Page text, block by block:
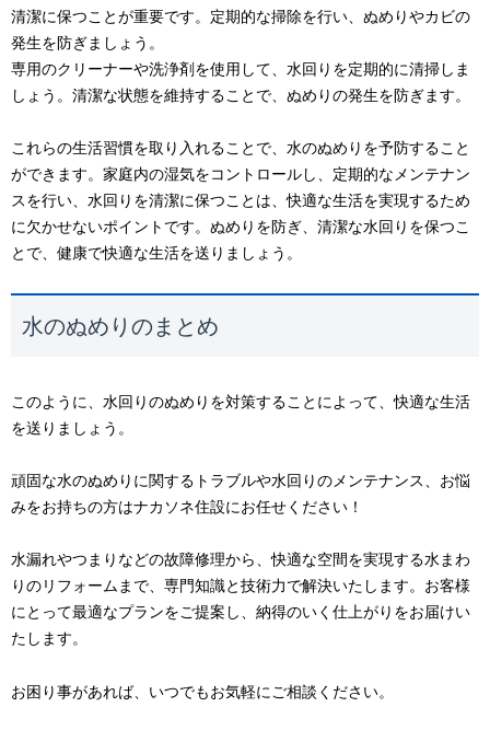
清潔に保つことが重要です。定期的な掃除を行い、ぬめりやカビの
発生を防ぎましょう。
専用のクリーナーや洗浄剤を使用して、水回りを定期的に清掃しま
しょう。清潔な状態を維持することで、ぬめりの発生を防ぎます。
これらの生活習慣を取り入れることで、水のぬめりを予防すること
ができます。家庭内の湿気をコントロールし、定期的なメンテナン
スを行い、水回りを清潔に保つことは、快適な生活を実現するため
に欠かせないポイントです。ぬめりを防ぎ、清潔な水回りを保つこ
とで、健康で快適な生活を送りましょう。
水のぬめりのまとめ
このように、水回りのぬめりを対策することによって、快適な生活
を送りましょう。
頑固な水のぬめりに関するトラブルや水回りのメンテナンス、お悩
みをお持ちの方はナカソネ住設にお任せください！
水漏れやつまりなどの故障修理から、快適な空間を実現する水まわ
りのリフォームまで、専門知識と技術力で解決いたします。お客様
にとって最適なプランをご提案し、納得のいく仕上がりをお届けい
たします。
お困り事があれば、いつでもお気軽にご相談ください。